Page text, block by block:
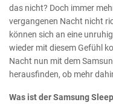
das nicht? Doch immer
vergangenen Nacht nicht
können sich an eine
wieder mit diesem Gefühl
Nacht nun mit dem
herausfinden, ob mehr
Was ist der Samsung